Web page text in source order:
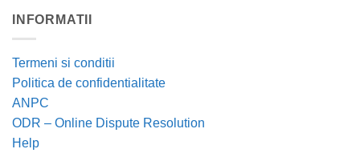
INFORMATII
Termeni si conditii
Politica de confidentialitate
ANPC
ODR – Online Dispute Resolution
Help